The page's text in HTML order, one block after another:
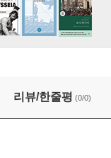
리뷰/한줄평 (0/0)